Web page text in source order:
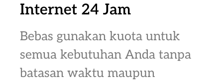
Internet 24 Jam
Bebas gunakan kuota untuk
semua kebutuhan Anda tanpa
batasan waktu maupun